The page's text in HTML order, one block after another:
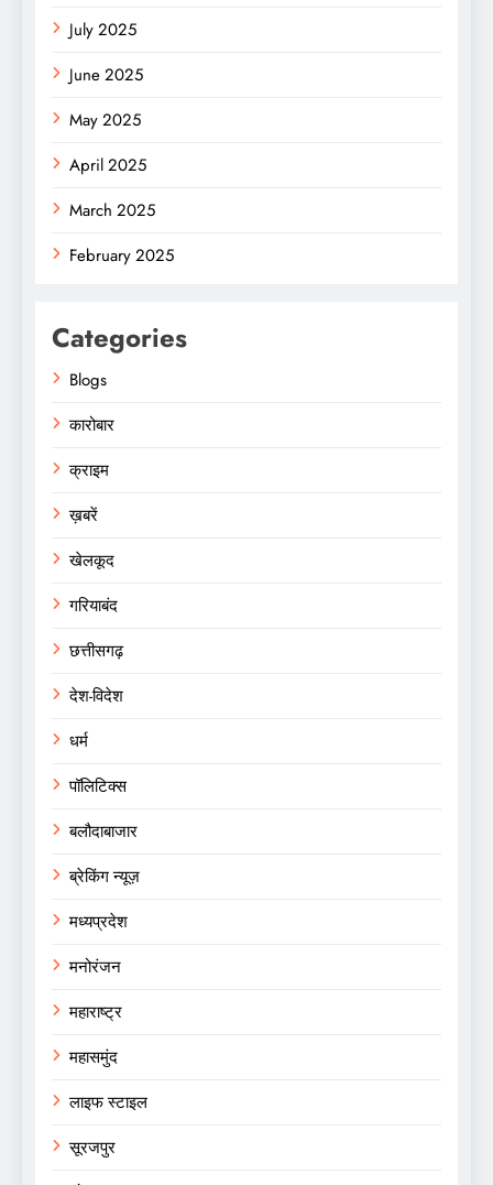
July 2025
June 2025
May 2025
April 2025
March 2025
February 2025
Categories
Blogs
कारोबार
क्राइम
ख़बरें
खेलकूद
गरियाबंद
छत्तीसगढ़
देश-विदेश
धर्म
पॉलिटिक्स
बलौदाबाजार
ब्रेकिंग न्यूज़
मध्यप्रदेश
मनोरंजन
महाराष्ट्र
महासमुंद
लाइफ स्टाइल
सूरजपुर